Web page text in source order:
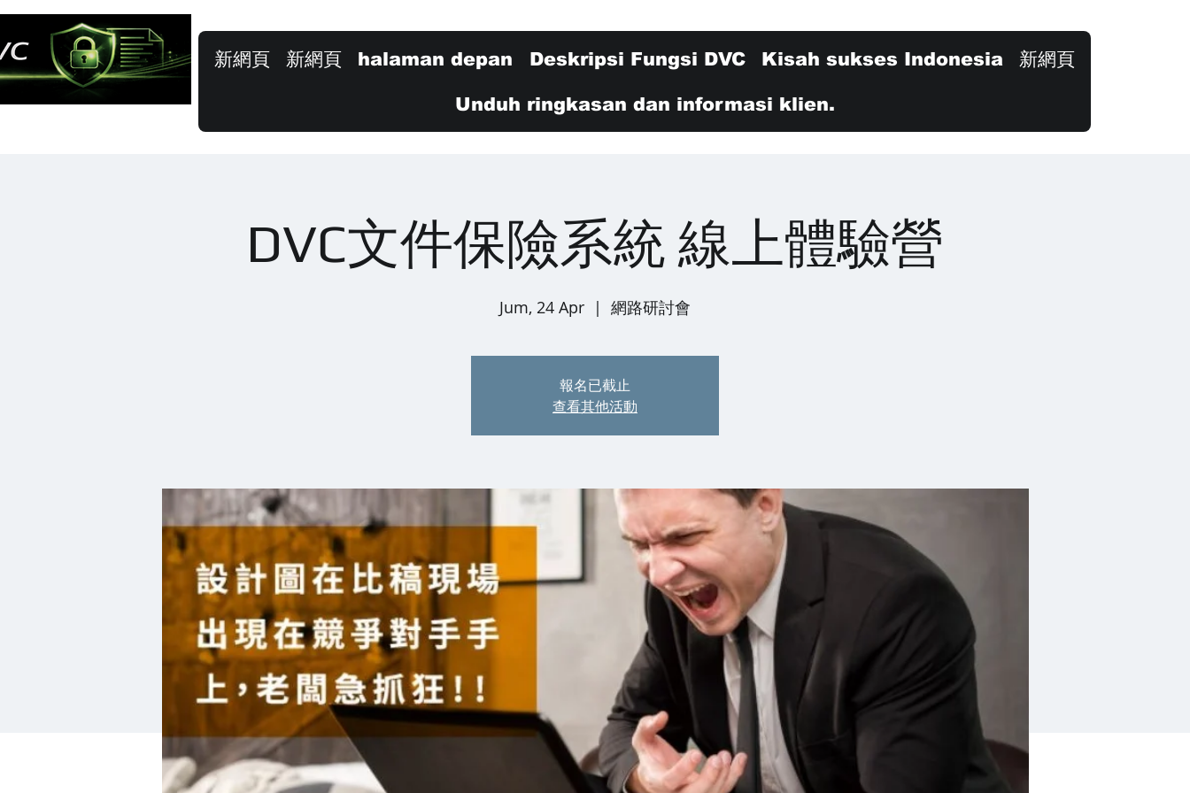
新網頁 新網頁 halaman depan Deskripsi Fungsi DVC Kisah sukses Indonesia 新網頁
Unduh ringkasan dan informasi klien.
DVC文件保險系統 線上體驗營
Jum, 24 Apr
  |
網路研討會
報名已截止
查看其他活動